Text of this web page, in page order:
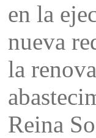
en la
nueva
la
Reina